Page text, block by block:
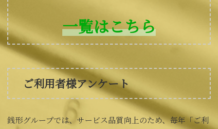
一覧はこちら
ご利用者様アンケート
銭形グループでは、サービス品質向上のため、毎年「ご利